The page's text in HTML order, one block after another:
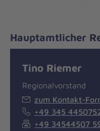
Hauptamtlicher
Tino Riemer
Regionalvorstand
zum Kontakt-
+49 345
+49 34544507